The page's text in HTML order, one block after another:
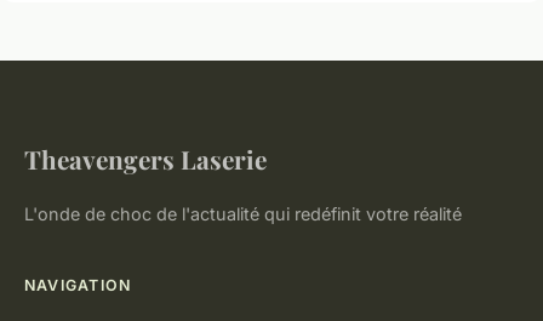
Theavengers Laserie
L'onde de choc de l'actualité qui redéfinit votre réalité
NAVIGATION